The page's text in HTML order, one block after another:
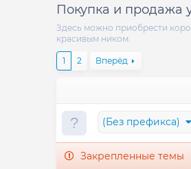
Покупка и продажа
Здесь можно приобрести
красивым ником.
1 2 Вперёд
(Без префикса)
Закрепленные темы